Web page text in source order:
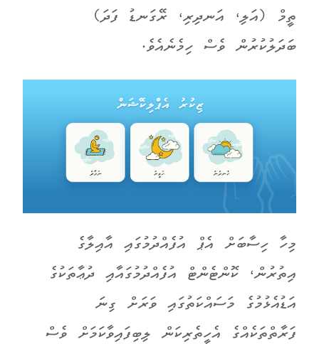
ތީމް (އަލި، އަނދިރި، ރޭގަނޑު ފަދަ)
ބަދަލުކުރުން ވެސް ހިމެނެއެވެ.
މިހާ ހިސާބަށް އެޕް އުފެއްދުމުގައި އާއިލާގެ
އިތުރުން، ކޮންޓެންޓް އުފެއްދުމުގައާއި ދުޢާތަކުގެ
އަޑުއެޅުމުގެ މަސައްކަތުގައި ވަރަށް ގިނަ
ފަރާތްތަކެއްގެ އެހީތެރިކަން ލިބިފައިވާކަމަށް ވެސް